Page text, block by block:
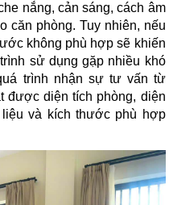
nắng, cản sáng, cách âm
căn phòng. Tuy nhiên, nếu
không phù hợp sẽ khiến
sử dụng gặp nhiều khó
trình nhận sự tư vấn từ
được diện tích phòng, diện
và kích thước phù hợp